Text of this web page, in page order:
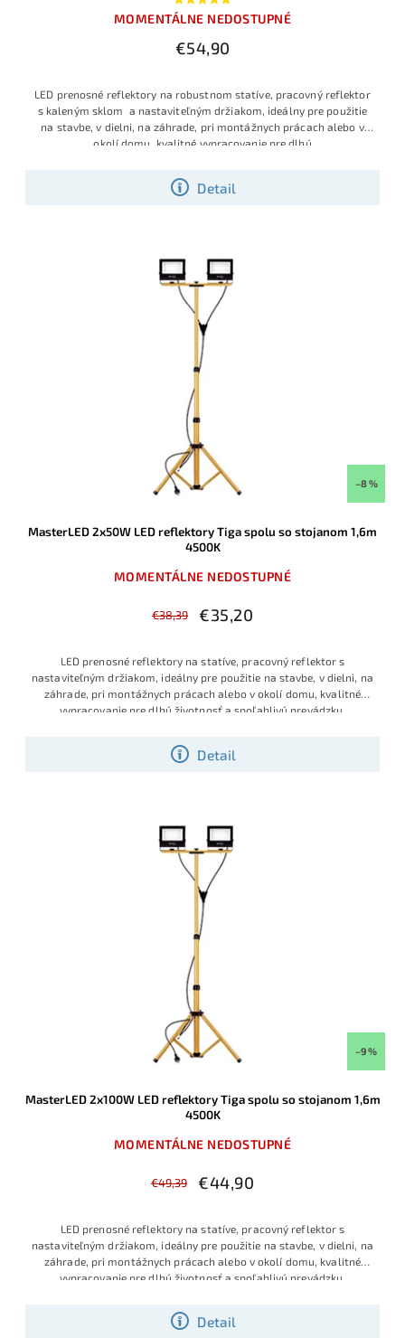
MOMENTÁLNE NEDOSTUPNÉ
€54,90
Detail
LED prenosné reflektory na robustnom statíve, pracovný reflektor
s kaleným sklom a nastaviteľným držiakom, ideálny pre použitie
na stavbe, v dielni, na záhrade, pri montážnych prácach alebo v
okolí domu, kvalitné vypracovanie pre dlhú
–8 %
MasterLED 2x50W LED reflektory Tiga spolu so stojanom 1,6m
4500K
MOMENTÁLNE NEDOSTUPNÉ
€38,39 €35,20
Detail
LED prenosné reflektory na statíve, pracovný reflektor s
nastaviteľným držiakom, ideálny pre použitie na stavbe, v dielni, na
záhrade, pri montážnych prácach alebo v okolí domu, kvalitné
vypracovanie pre dlhú životnosť a spoľahlivú prevádzku,
–9 %
MasterLED 2x100W LED reflektory Tiga spolu so stojanom 1,6m
4500K
MOMENTÁLNE NEDOSTUPNÉ
€49,39 €44,90
Detail
LED prenosné reflektory na statíve, pracovný reflektor s
nastaviteľným držiakom, ideálny pre použitie na stavbe, v dielni, na
záhrade, pri montážnych prácach alebo v okolí domu, kvalitné
vypracovanie pre dlhú životnosť a spoľahlivú prevádzku,